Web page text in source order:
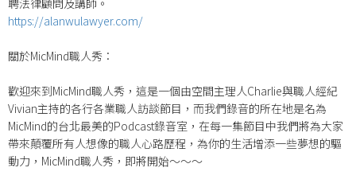
https://alanwulawyer.com/
關於MicMind職人秀：
歡迎來到MicMind職人秀，這是一個由空間主理人Charlie與職人經紀
Vivian主持的各行各業職人訪談節目，而我們錄音的所在地是名為
MicMind的台北最美的Podcast錄音室，在每一集節目中我們將為大家
帶來顛覆所有人想像的職人心路歷程，為你的生活增添一些夢想的驅
動力，MicMind職人秀，即將開始～～～